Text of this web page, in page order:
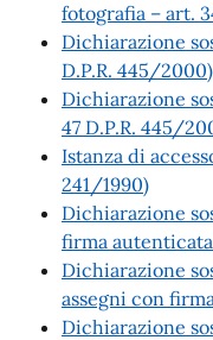
fotografia – art.
Dichiarazione
D.P.R. 445/2000)
Dichiarazione
47 D.P.R. 445/
Istanza di
241/1990)
Dichiarazione
firma
Dichiarazione
assegni con
Dichiarazione